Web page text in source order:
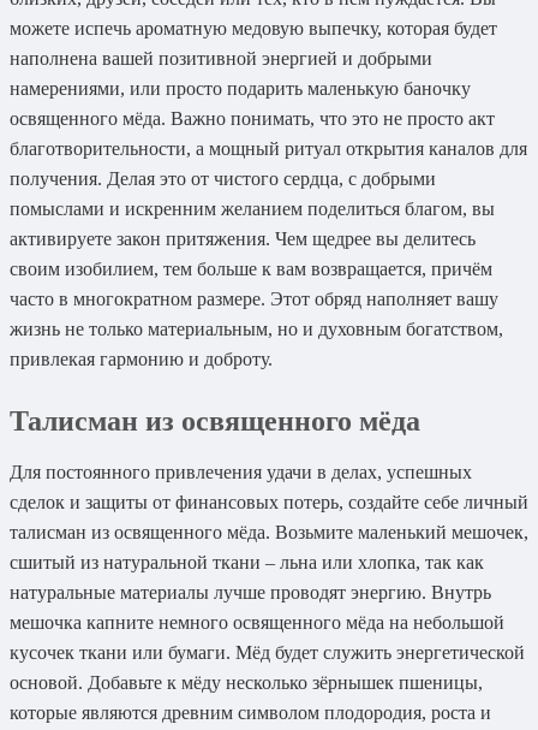
можете испечь ароматную медовую выпечку, которая будет
наполнена вашей позитивной энергией и добрыми
намерениями, или просто подарить маленькую баночку
освященного мёда. Важно понимать, что это не просто акт
благотворительности, а мощный ритуал открытия каналов для
получения. Делая это от чистого сердца, с добрыми
помыслами и искренним желанием поделиться благом, вы
активируете закон притяжения. Чем щедрее вы делитесь
своим изобилием, тем больше к вам возвращается, причём
часто в многократном размере. Этот обряд наполняет вашу
жизнь не только материальным, но и духовным богатством,
привлекая гармонию и доброту.
Талисман из освященного мёда
Для постоянного привлечения удачи в делах, успешных
сделок и защиты от финансовых потерь, создайте себе личный
талисман из освященного мёда. Возьмите маленький мешочек,
сшитый из натуральной ткани – льна или хлопка, так как
натуральные материалы лучше проводят энергию. Внутрь
мешочка капните немного освященного мёда на небольшой
кусочек ткани или бумаги. Мёд будет служить энергетической
основой. Добавьте к мёду несколько зёрнышек пшеницы,
которые являются древним символом плодородия, роста и